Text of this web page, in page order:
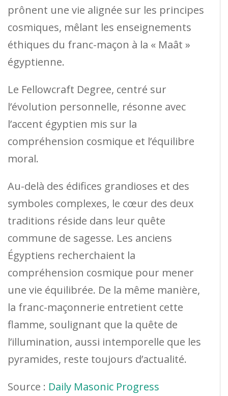
prônent une vie alignée sur les principes
cosmiques, mêlant les enseignements
éthiques du franc-maçon à la « Maât »
égyptienne.
Le Fellowcraft Degree, centré sur
l’évolution personnelle, résonne avec
l’accent égyptien mis sur la
compréhension cosmique et l’équilibre
moral.
Au-delà des édifices grandioses et des
symboles complexes, le cœur des deux
traditions réside dans leur quête
commune de sagesse. Les anciens
Égyptiens recherchaient la
compréhension cosmique pour mener
une vie équilibrée. De la même manière,
la franc-maçonnerie entretient cette
flamme, soulignant que la quête de
l’illumination, aussi intemporelle que les
pyramides, reste toujours d’actualité.
Source : Daily Masonic Progress